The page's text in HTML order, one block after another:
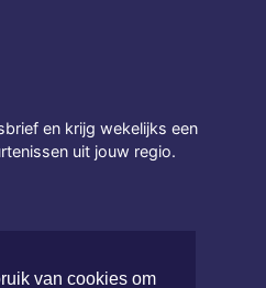
van cookies om
en krijg wekelijks een
uit jouw regio.